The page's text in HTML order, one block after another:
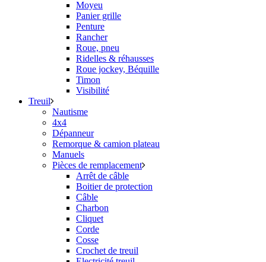
Moyeu
Panier grille
Penture
Rancher
Roue, pneu
Ridelles & réhausses
Roue jockey, Béquille
Timon
Visibilité
Treuil
Nautisme
4x4
Dépanneur
Remorque & camion plateau
Manuels
Pièces de remplacement
Arrêt de câble
Boitier de protection
Câble
Charbon
Cliquet
Corde
Cosse
Crochet de treuil